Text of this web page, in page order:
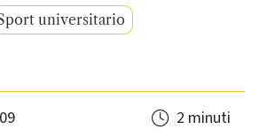
universitario
2 minuti